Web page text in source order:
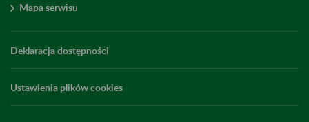
Mapa serwisu
Deklaracja dostępności
Ustawienia plików cookies